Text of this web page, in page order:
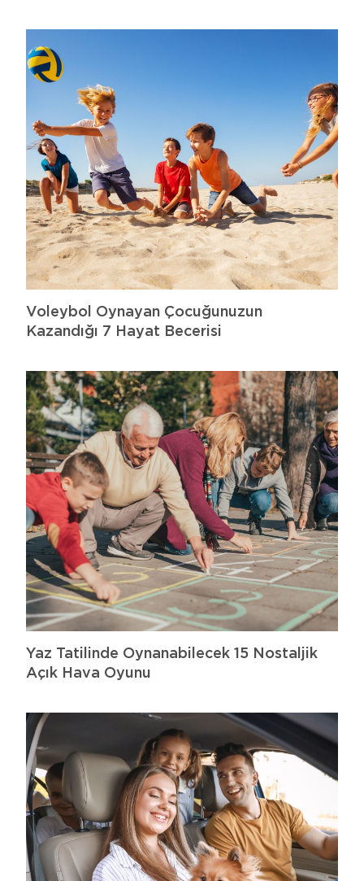
Voleybol Oynayan Çocuğunuzun
Kazandığı 7 Hayat Becerisi
Yaz Tatilinde Oynanabilecek 15 Nostaljik
Açık Hava Oyunu